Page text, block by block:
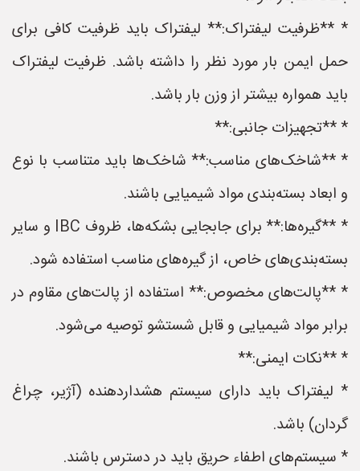
* **ظرفیت لیفتراک:** لیفتراک باید ظرفیت کافی برای
حمل ایمن بار مورد نظر را داشته باشد. ظرفیت لیفتراک
باید همواره بیشتر از وزن بار باشد.
* **تجهیزات جانبی:**
* **شاخک‌های مناسب:** شاخک‌ها باید متناسب با نوع
و ابعاد بسته‌بندی مواد شیمیایی باشند.
* **گیره‌ها:** برای جابجایی بشکه‌ها، ظروف IBC و سایر
بسته‌بندی‌های خاص، از گیره‌های مناسب استفاده شود.
* **پالت‌های مخصوص:** استفاده از پالت‌های مقاوم در
برابر مواد شیمیایی و قابل شستشو توصیه می‌شود.
* **نکات ایمنی:**
* لیفتراک باید دارای سیستم هشداردهنده (آژیر، چراغ
گردان) باشد.
* سیستم‌های اطفاء حریق باید در دسترس باشند.